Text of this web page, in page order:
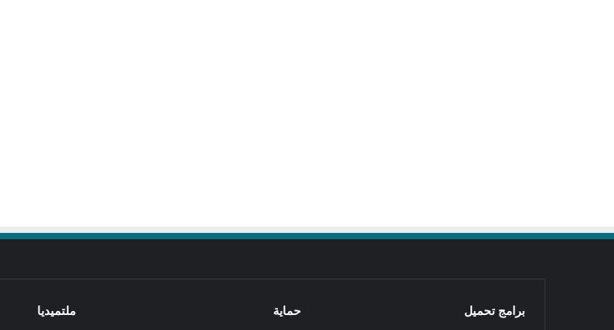
برامج تحميل حماية ملتميديا